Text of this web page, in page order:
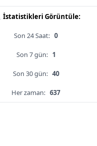
İstatistikleri Görüntüle:
Son 24 Saat: 0
Son 7 gün: 1
Son 30 gün: 40
Her zaman: 637